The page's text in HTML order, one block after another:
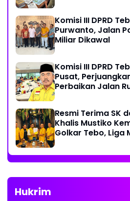
Komisi III DPRD
Purwanto, Jalan
Miliar Dikawal
Komisi III DPRD
Pusat,
Perbaikan Jalan
Resmi Terima SK
Khalis Mustiko
Golkar Tebo, Liga
Hukrim